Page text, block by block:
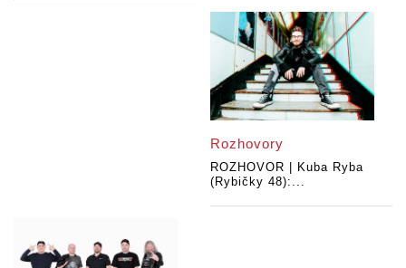
Rozhovory
ROZHOVOR | Kuba Ryba
(Rybičky 48):...